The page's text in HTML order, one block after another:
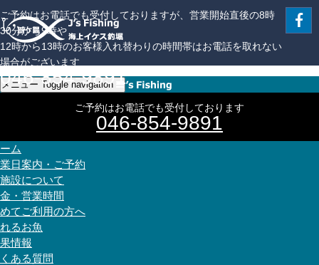
ご予約はお電話でも受付しておりますが、営業開始直後の8時
30分から9時や
12時から13時のお客様入れ替わりの時間帯はお電話を取れない
場合がございます
046-854-9891
メニュー Toggle navigation
ご予約はお電話でも受付しております
046-854-9891
ム
日案内・ご予約
設について
・営業時間
てご利用の方へ
るお魚
情報
ある質問